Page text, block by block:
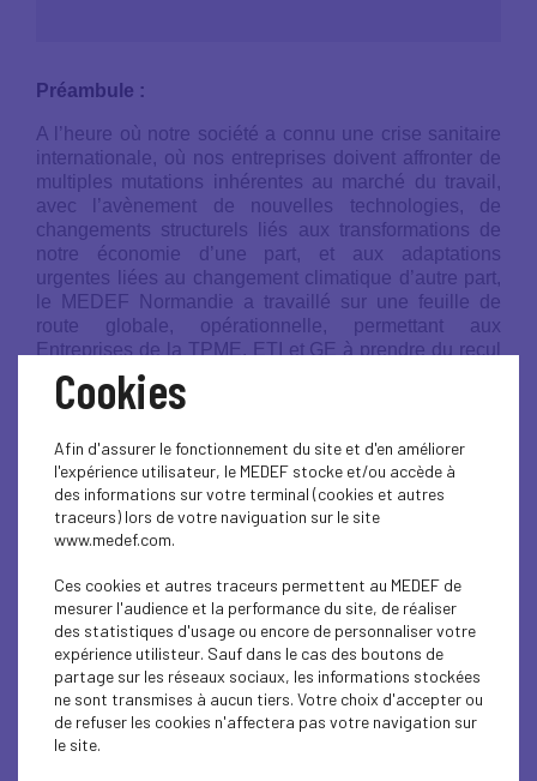
Préambule :
A l’heure où notre société a connu une crise sanitaire
internationale, où nos entreprises doivent affronter de
multiples mutations inhérentes au marché du travail,
avec l’avènement de nouvelles technologies, de
changements structurels liés aux transformations de
notre économie d’une part, et aux adaptations
urgentes liées au changement climatique d’autre part,
le MEDEF Normandie a travaillé sur une feuille de
route globale, opérationnelle, permettant aux
Entreprises de la TPME, ETI et GE à prendre du recul
et à se projeter vers l’
des moyens pour parvenir à l’objectif.
L’entreprise qui pratique la RSE va chercher à être
économiquement viable, performante mais aussi à
avoir un impact positif sur la société.
La Route RSE du MEDEF Normandie a pour
vocation de travailler en démarche partenariale
avec les experts et outils existants pour projeter
nos entreprises vers l’avenir.
Le MEDEF Normandie veut insuffler un mouvement de
fond pour une transformation réussie et maîtrisée de
Cookies
Afin d'assurer le fonctionnement du site et d'en améliorer
l'expérience utilisateur, le MEDEF stocke et/ou accède à
des informations sur votre terminal (cookies et autres
traceurs) lors de votre naviguation sur le site
www.medef.com.
Ces cookies et autres traceurs permettent au MEDEF de
mesurer l'audience et la performance du site, de réaliser
des statistiques d'usage ou encore de personnaliser votre
expérience utilisteur. Sauf dans le cas des boutons de
partage sur les réseaux sociaux, les informations stockées
ne sont transmises à aucun tiers. Votre choix d'accepter ou
de refuser les cookies n'affectera pas votre navigation sur
le site.